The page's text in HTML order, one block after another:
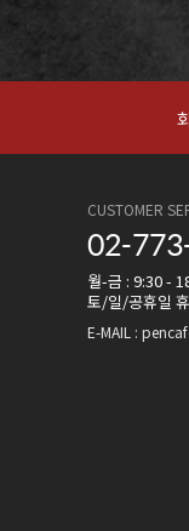
CUSTOMER
02-
월-금 : 9:30 -
토/일/공휴일
E-MAIL :